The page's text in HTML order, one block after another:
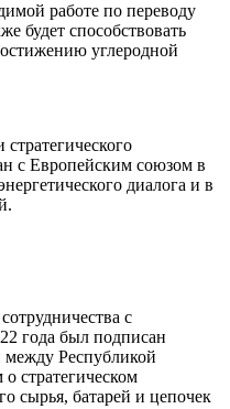
работе по переводу
будет способствовать
углеродной
с Европейским союзом в
диалога и в
с
года был подписан
Республикой
стратегическом
сырья, батарей и цепочек